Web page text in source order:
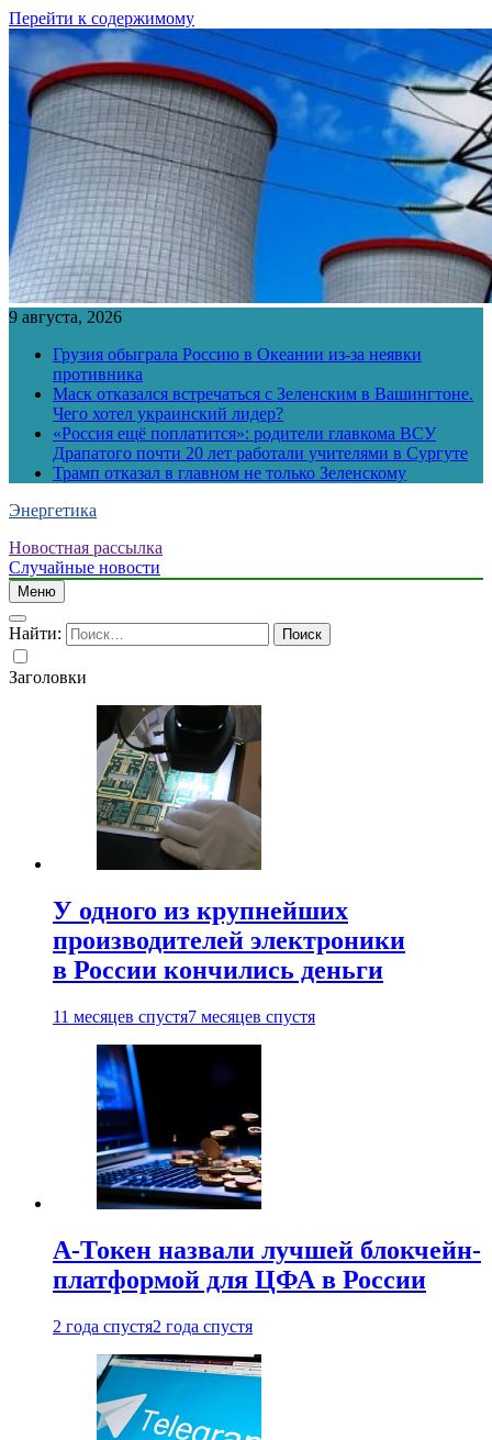
Перейти к содержимому
9 августа, 2026
Грузия обыграла Россию в Океании из-за неявки
противника
Маск отказался встречаться с Зеленским в Вашингтоне.
Чего хотел украинский лидер?
«Россия ещё поплатится»: родители главкома ВСУ
Драпатого почти 20 лет работали учителями в Сургуте
Трамп отказал в главном не только Зеленскому
Энергетика
Новостная рассылка
Случайные новости
Меню
Найти:
Заголовки
У одного из крупнейших
производителей электроники
в России кончились деньги
11 месяцев спустя7 месяцев спустя
А-Токен назвали лучшей блокчейн-
платформой для ЦФА в России
2 года спустя2 года спустя